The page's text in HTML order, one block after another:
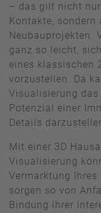
– das gilt nicht
Kontakte,
Neubauprojekten.
ganz so leicht,
eines klassischen
vorzustellen. Da
Visualisierung
Potenzial einer
Details
Mit einer 3D
Visualisierung
Vermarktung Ihres
sorgen so von
Bindung ihrer